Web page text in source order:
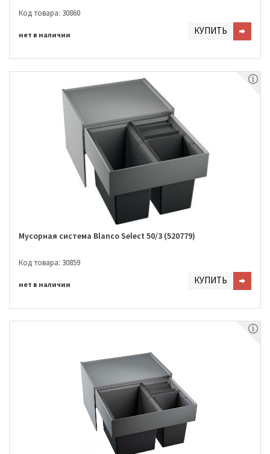
Код товара: 30860
нет в наличии КУПИТЬ
Мусорная система Blanco Select 50/3 (520779)
Код товара: 30859
нет в наличии КУПИТЬ